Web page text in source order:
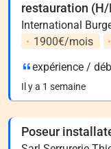
restauration (H/
International
1900€/mois
expérience /
Il y a 1 semaine
Poseur